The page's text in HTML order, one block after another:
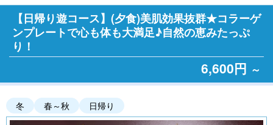
【日帰り遊コース】(夕食)美肌効果抜群★コラーゲ
ンプレートで心も体も大満足♪自然の恵みたっぷ
り！
6,600円 ～
冬 春～秋 日帰り